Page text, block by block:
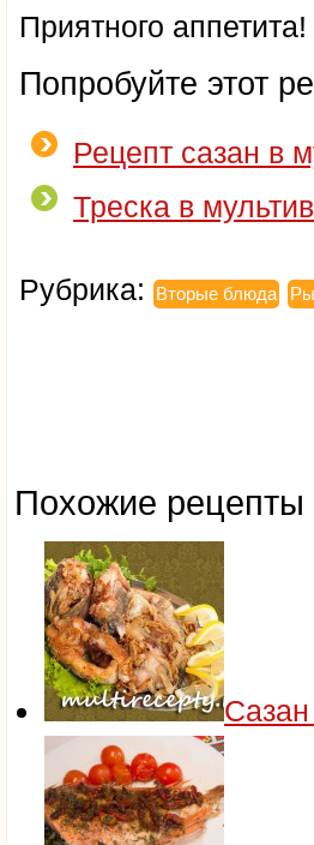
Приятного аппетита!
Попробуйте этот
Рецепт сазан в
Треска в
Рубрика: Вторые блюда
Похожие рецепты
Сазан